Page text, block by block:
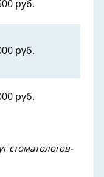
руб.
руб.
руб.
стоматологов-